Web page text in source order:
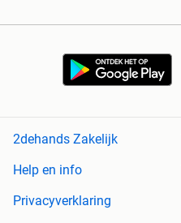
2dehands Zakelijk
Help en info
Privacyverklaring